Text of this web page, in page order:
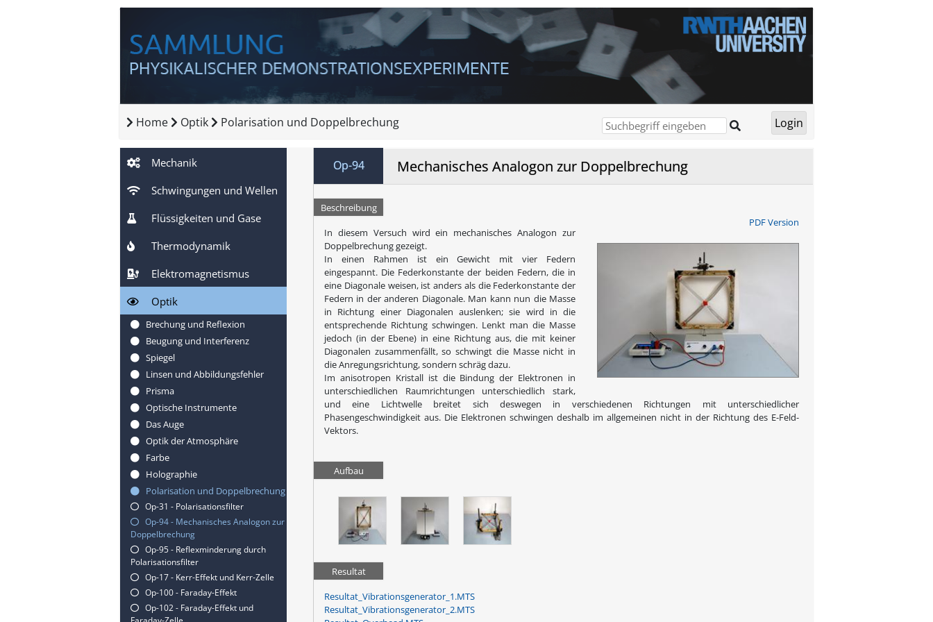
Home Optik Polarisation und Doppelbrechung
Mechanik
Schwingungen und Wellen
Flüssigkeiten und Gase
Thermodynamik
Elektromagnetismus
Optik
Brechung und Reflexion
Beugung und Interferenz
Spiegel
Linsen und Abbildungsfehler
Prisma
Optische Instrumente
Das Auge
Optik der Atmosphäre
Farbe
Holographie
Polarisation und Doppelbrechung
Op-31 - Polarisationsfilter
Op-94 - Mechanisches Analogon zur
Doppelbrechung
Op-95 - Reflexminderung durch
Polarisationsfilter
Op-17 - Kerr-Effekt und Kerr-Zelle
Op-100 - Faraday-Effekt
Op-102 - Faraday-Effekt und
Op-94 Mechanisches Analogon zur Doppelbrechung
Beschreibung
PDF Version
In diesem Versuch wird ein mechanisches Analogon zur
Doppelbrechung gezeigt.
In einen Rahmen ist ein Gewicht mit vier Federn
eingespannt. Die Federkonstante der beiden Federn, die in
eine Diagonale weisen, ist anders als die Federkonstante der
Federn in der anderen Diagonale. Man kann nun die Masse
in Richtung einer Diagonalen auslenken; sie wird in die
entsprechende Richtung schwingen. Lenkt man die Masse
jedoch (in der Ebene) in eine Richtung aus, die mit keiner
Diagonalen zusammenfällt, so schwingt die Masse nicht in
die Anregungsrichtung, sondern schräg dazu.
Im anisotropen Kristall ist die Bindung der Elektronen in
unterschiedlichen Raumrichtungen unterschiedlich stark,
und eine Lichtwelle breitet sich deswegen in verschiedenen Richtungen mit unterschiedlicher
Phasengeschwindigkeit aus. Die Elektronen schwingen deshalb im allgemeinen nicht in der Richtung des E-Feld-
Vektors.
Aufbau
Resultat
Resultat_Vibrationsgenerator_1.MTS
Resultat_Vibrationsgenerator_2.MTS